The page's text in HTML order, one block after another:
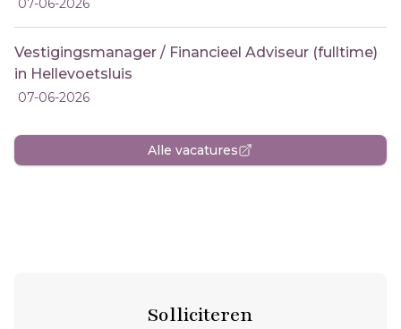
07-06-2026
Vestigingsmanager / Financieel Adviseur (fulltime)
in Hellevoetsluis
07-06-2026
Alle vacatures
Solliciteren